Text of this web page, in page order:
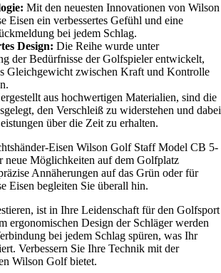
Mit den neuesten Innovationen von Wilson
Eisen ein verbessertes Gefühl und eine
bei jedem Schlag.
Design: Die Reihe wurde unter
der Bedürfnisse der Golfspieler entwickelt,
Gleichgewicht zwischen Kraft und Kontrolle
aus hochwertigen Materialien, sind die
den Verschleiß zu widerstehen und dabei
über die Zeit zu erhalten.
Eisen Wilson Golf Staff Model CB 5-
neue Möglichkeiten auf dem Golfplatz
Annäherungen auf das Grün oder für
Eisen begleiten Sie überall hin.
ist in Ihre Leidenschaft für den Golfsport
ergonomischen Design der Schläger werden
bei jedem Schlag spüren, was Ihr
Verbessern Sie Ihre Technik mit der
Wilson Golf bietet.